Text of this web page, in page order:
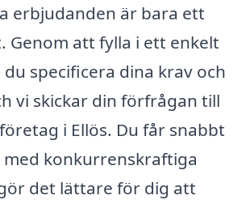
erbjudanden är bara ett
Genom att fylla i ett enkelt
specificera dina krav och
vi skickar din förfrågan till
i Ellös. Du får snabbt
konkurrenskraftiga
det lättare för dig att